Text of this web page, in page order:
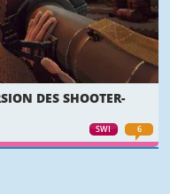
SWI 6
DES SHOOTER-